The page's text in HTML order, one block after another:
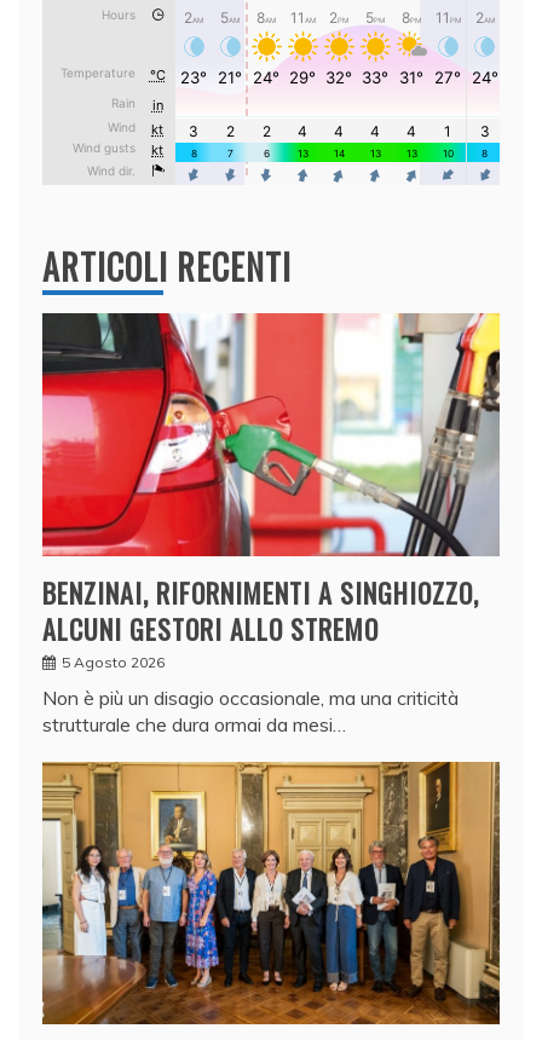
ARTICOLI RECENTI
BENZINAI, RIFORNIMENTI A SINGHIOZZO,
ALCUNI GESTORI ALLO STREMO
5 Agosto 2026
Non è più un disagio occasionale, ma una criticità
strutturale che dura ormai da mesi…